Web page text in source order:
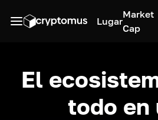
Lugar
Market
Cap
El
todo en